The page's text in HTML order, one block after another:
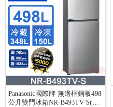
Panasonic國際牌 無邊框鋼板498
公升雙門冰箱NR-B493TV-S(晶